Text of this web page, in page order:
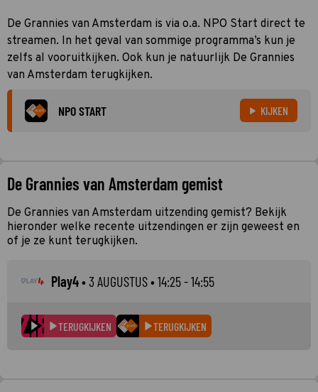
De Grannies van Amsterdam is via o.a. NPO Start direct te
streamen. In het geval van sommige programma’s kun je
zelfs al vooruitkijken. Ook kun je natuurlijk De Grannies
van Amsterdam terugkijken.
NPO START KIJKEN
De Grannies van Amsterdam gemist
De Grannies van Amsterdam uitzending gemist? Bekijk
hieronder welke recente uitzendingen er zijn geweest en
of je ze kunt terugkijken.
Play4•3 AUGUSTUS• 14:25 - 14:55
TERUGKIJKEN TERUGKIJKEN